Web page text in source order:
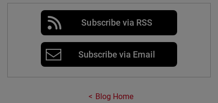
Subscribe via RSS
Subscribe via Email
Blog Home